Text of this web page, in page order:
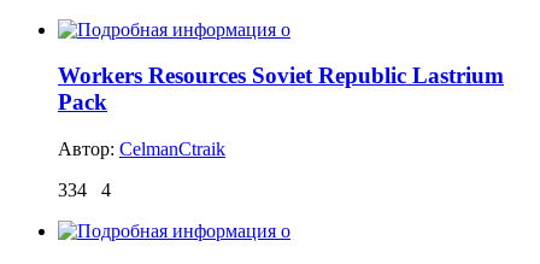
Workers Resources Soviet Republic Lastrium
Pack
Автор: CelmanCtraik
334
4